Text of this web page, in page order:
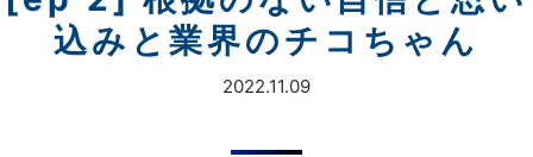
込みと業界のチコちゃん
2022.11.09